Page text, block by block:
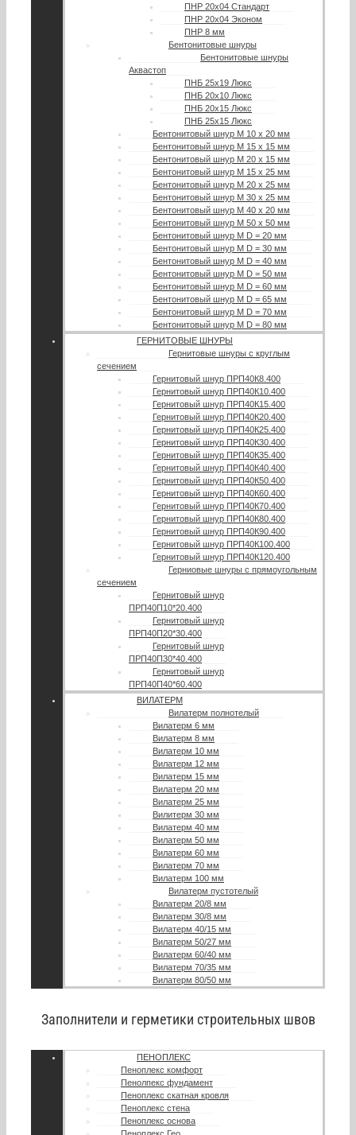
ПНР 20х04 Стандарт
ПНР 20х04 Эконом
ПНР 8 мм
Бентонитовые шнуры
Бентонитовые шнуры
Аквастоп
ПНБ 25х19 Люкс
ПНБ 20х10 Люкс
ПНБ 20х15 Люкс
ПНБ 25х15 Люкс
Бентонитовый шнур М 10 х 20 мм
Бентонитовый шнур М 15 х 15 мм
Бентонитовый шнур М 20 х 15 мм
Бентонитовый шнур М 15 х 25 мм
Бентонитовый шнур М 20 х 25 мм
Бентонитовый шнур М 30 х 25 мм
Бентонитовый шнур М 40 х 20 мм
Бентонитовый шнур М 50 х 50 мм
Бентонитовый шнур М D = 20 мм
Бентонитовый шнур М D = 30 мм
Бентонитовый шнур М D = 40 мм
Бентонитовый шнур М D = 50 мм
Бентонитовый шнур М D = 60 мм
Бентонитовый шнур М D = 65 мм
Бентонитовый шнур М D = 70 мм
Бентонитовый шнур М D = 80 мм
ГЕРНИТОВЫЕ ШНУРЫ
Гернитовые шнуры с круглым
сечением
Гернитовый шнур ПРП40К8.400
Гернитовый шнур ПРП40К10.400
Гернитовый шнур ПРП40К15.400
Гернитовый шнур ПРП40К20.400
Гернитовый шнур ПРП40К25.400
Гернитовый шнур ПРП40К30.400
Гернитовый шнур ПРП40К35.400
Гернитовый шнур ПРП40К40.400
Гернитовый шнур ПРП40К50.400
Гернитовый шнур ПРП40К60.400
Гернитовый шнур ПРП40К70.400
Гернитовый шнур ПРП40К80.400
Гернитовый шнур ПРП40К90.400
Гернитовый шнур ПРП40К100.400
Гернитовый шнур ПРП40К120.400
Герниовые шнуры с прямоугольным
сечением
Гернитовый шнур
ПРП40П10*20.400
Гернитовый шнур
ПРП40П20*30.400
Гернитовый шнур
ПРП40П30*40.400
Гернитовый шнур
ПРП40П40*60.400
ВИЛАТЕРМ
Вилатерм полнотелый
Вилатерм 6 мм
Вилатерм 8 мм
Вилатерм 10 мм
Вилатерм 12 мм
Вилатерм 15 мм
Вилатерм 20 мм
Вилатерм 25 мм
Вилитерм 30 мм
Вилатерм 40 мм
Вилатерм 50 мм
Вилатерм 60 мм
Вилатерм 70 мм
Вилатерм 100 мм
Вилатерм пустотелый
Вилатерм 20/8 мм
Вилатерм 30/8 мм
Вилатерм 40/15 мм
Вилатерм 50/27 мм
Вилатерм 60/40 мм
Вилатерм 70/35 мм
Вилатерм 80/50 мм
Заполнители и герметики строительных швов
ПЕНОПЛЕКС
Пеноплекс комфорт
Пенолпекс фундамент
Пеноплекс скатная кровля
Пеноплекс стена
Пеноплекс основа